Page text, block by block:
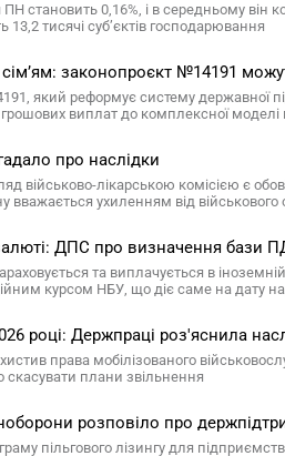
становить 0,16%, і в середньому він
тисячі суб’єктів господарювання
законопроєкт №14191
який реформує систему державної
грошових виплат до комплексної
про наслідки
військово-лікарською комісією є
вважається ухиленням від військового
ДПС про визначення бази
та виплачується в
курсом НБУ, що діє саме на дату
році: Держпраці роз'яснила
права мобілізованого
скасувати плани звільнення
розповіло про
пільгового лізингу для